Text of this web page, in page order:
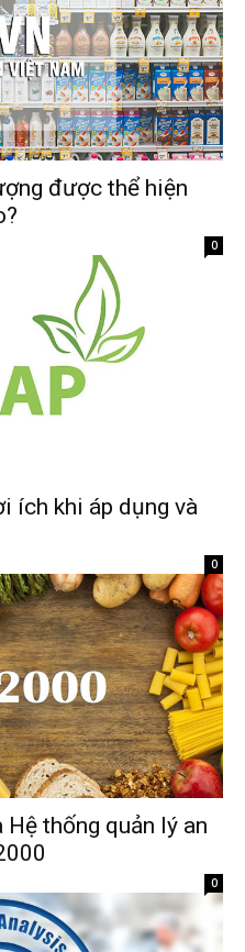
được thể hiện
0
ích khi áp dụng và
0
thống quản lý an
0